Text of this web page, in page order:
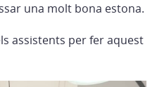
una molt bona estona.
assistents per fer aquest